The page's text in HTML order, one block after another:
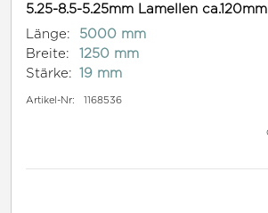
5.25-8.5-5.25mm Lamellen ca.120mm
Länge:
5000 mm
Breite:
1250 mm
Stärke: 19 mm
Artikel-Nr: 1168536